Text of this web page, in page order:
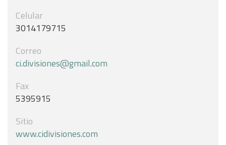
Celular
3014179715
Correo
ci.divisiones@gmail.com
Fax
5395915
Sitio
www.cidivisiones.com